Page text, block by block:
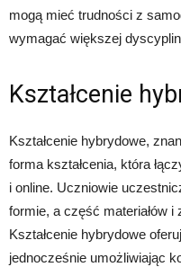
mogą mieć trudności z
wymagać większej
Kształcenie
Kształcenie hybrydowe,
forma kształcenia, która
i online. Uczniowie
formie, a część materiałów i
Kształcenie hybrydowe
jednocześnie umożliwiając